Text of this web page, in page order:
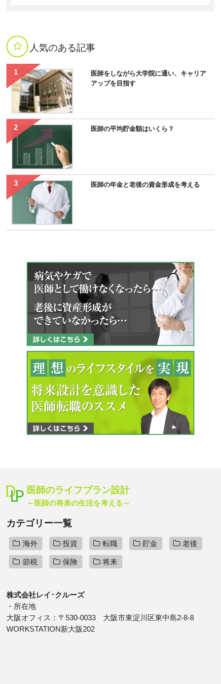
人気のある記事
医師をしながら大学院に通い、キャリア
アップを目指す
医師の平均貯金額はいくら？
医師の年金と老後の資金形成を考える
医師のライフプラン設計
～医師の将来の生活を考える～
カテゴリー一覧
海外 投資 転職 貯金 老後
節税 保険 将来
株式会社レイ･クルーズ
・所在地
大阪オフィス：〒530-0033 大阪市東淀川区東中島2-8-8
WORKSTATION新大阪202